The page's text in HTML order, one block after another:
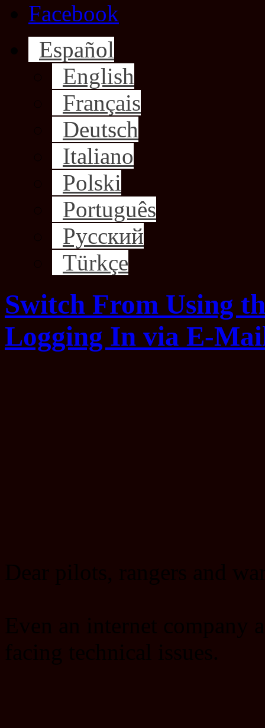
Facebook
Español
English
Français
Deutsch
Italiano
Polski
Português
Русский
Türkçe
Switch From Using
Logging In via E-